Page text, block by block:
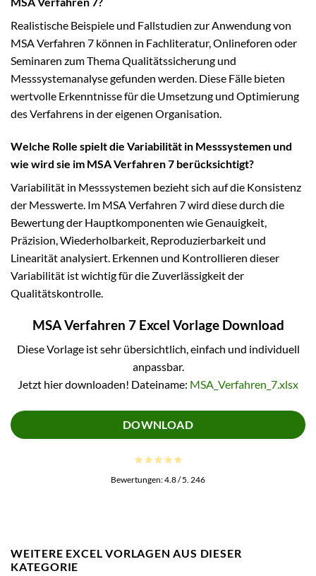
Realistische Beispiele und Fallstudien zur Anwendung von
MSA Verfahren 7 können in Fachliteratur, Onlineforen oder
Seminaren zum Thema Qualitätssicherung und
Messsystemanalyse gefunden werden. Diese Fälle bieten
wertvolle Erkenntnisse für die Umsetzung und Optimierung
des Verfahrens in der eigenen Organisation.
Welche Rolle spielt die Variabilität in Messsystemen und
wie wird sie im MSA Verfahren 7 berücksichtigt?
Variabilität in Messsystemen bezieht sich auf die Konsistenz
der Messwerte. Im MSA Verfahren 7 wird diese durch die
Bewertung der Hauptkomponenten wie Genauigkeit,
Präzision, Wiederholbarkeit, Reproduzierbarkeit und
Linearität analysiert. Erkennen und Kontrollieren dieser
Variabilität ist wichtig für die Zuverlässigkeit der
Qualitätskontrolle.
MSA Verfahren 7 Excel Vorlage Download
Diese Vorlage ist sehr übersichtlich, einfach und individuell
anpassbar.
Jetzt hier downloaden! Dateiname: MSA_Verfahren_7.xlsx
DOWNLOAD
Bewertungen:4.8/ 5. 246
WEITERE EXCEL VORLAGEN AUS DIESER
KATEGORIE